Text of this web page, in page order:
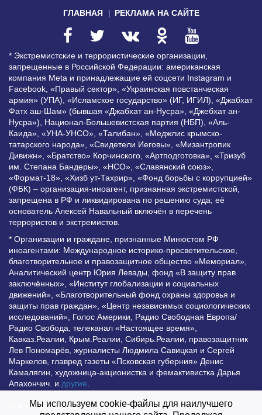
ГЛАВНАЯ РЕКЛАМА НА САЙТЕ
* Экстремистские и террористические организации,
запрещенные в Российской Федерации: американская
компания Meta и принадлежащие ей соцсети Instagram и
Facebook, «Правый сектор», «Украинская повстанческая
армия» (УПА), «Исламское государство» (ИГ, ИГИЛ), «Джабхат
Фатх аш-Шам» (бывшая «Джабхат ан-Нусра», «Джебхат ан-
Нусра»), Национал-Большевистская партия (НБП), «Аль-
Каида», «УНА-УНСО», «Талибан», «Меджлис крымско-
татарского народа», «Свидетели Иеговы», «Мизантропик
Дивижн», «Братство» Корчинского, «Артподготовка», «Тризуб
им. Степана Бандеры», «НСО», «Славянский союз»,
«Формат-18», «Хизб ут-Тахрир», «Фонд борьбы с коррупцией»
(ФБК) – организация-иноагент, признанная экстремистской,
запрещена в РФ и ликвидирована по решению суда; её
основатель Алексей Навальный включён в перечень
террористов и экстремистов.
* Организации и граждане, признанные Минюстом РФ
иноагентами: Международное историко-просветительское,
благотворительное и правозащитное общество «Мемориал»,
Аналитический центр Юрия Левады, фонд «В защиту прав
заключённых», «Институт глобализации и социальных
движений», «Благотворительный фонд охраны здоровья и
защиты прав граждан», «Центр независимых социологических
исследований», Голос Америки, Радио Свободная Европа/
Радио Свобода, телеканал «Настоящее время»,
Кавказ.Реалии, Крым.Реалии, Сибирь.Реалии, правозащитник
Лев Пономарёв, журналисты Людмила Савицкая и Сергей
Маркелов, главред газеты «Псковская губерния» Денис
Камалягин, художница-акционистка и фемактивистка Дарья
Апахончич. и другие
Все права защищены и охраняются законом. Любое
Мы используем cookie-файлы для наилучшего